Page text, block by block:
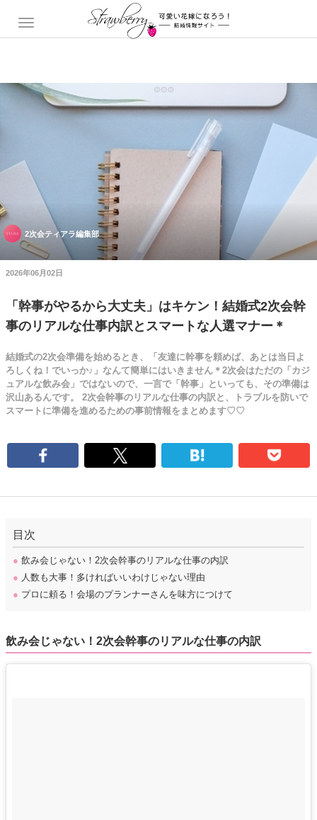
2次会ティアラ編集部
2026年06月02日
「幹事がやるから大丈夫」はキケン！結婚式2次会幹
事のリアルな仕事内訳とスマートな人選マナー＊
結婚式の2次会準備を始めるとき、「友達に幹事を頼めば、あとは当日よ
ろしくね！でいっか♪」なんて簡単にはいきません＊2次会はただの「カジ
ュアルな飲み会」ではないので、一言で「幹事」といっても、その準備は
沢山あるんです。 2次会幹事のリアルな仕事の内訳と、トラブルを防いで
スマートに準備を進めるための事前情報をまとめます♡♡
目次
● 飲み会じゃない！2次会幹事のリアルな仕事の内訳
● 人数も大事！多ければいいわけじゃない理由
● プロに頼る！会場のプランナーさんを味方につけて
飲み会じゃない！2次会幹事のリアルな仕事の内訳